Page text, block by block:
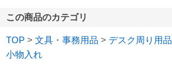
この商品のカテゴリ
TOP > 文具・事務用品 > デスク周り用品
小物入れ